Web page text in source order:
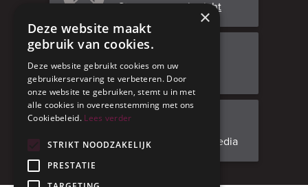
Stuur ons een bericht
Adresgegevens
Facebook
Volg ons op social media
×
Deze website maakt
gebruik van cookies.
Deze website gebruikt cookies om uw
gebruikerservaring te verbeteren. Door
onze website te gebruiken, stemt u in met
alle cookies in overeenstemming met ons
Cookiebeleid. Lees verder
STRIKT NOODZAKELIJK
PRESTATIE